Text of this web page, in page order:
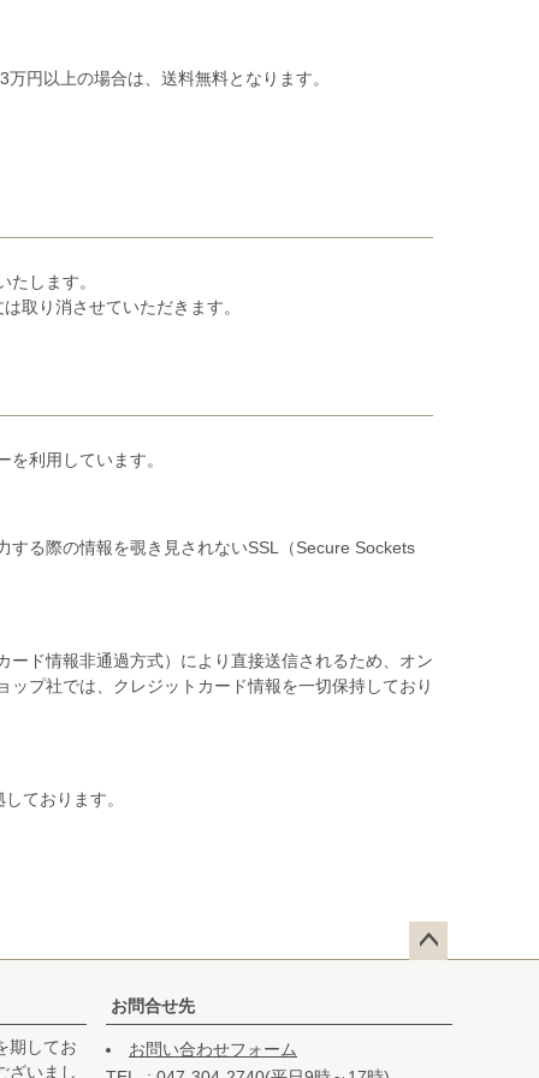
円以上の場合は、送料無料となります。
します。
取り消させていただきます。
利用しています。
る際の情報を覗き見されないSSL（Secure Sockets
ド情報非通過方式）により直接送信されるため、オン
プ社では、クレジットカード情報を一切保持しており
ております。
ップ
期してお
ざいまし
お問合せ先
お問い合わせフォーム